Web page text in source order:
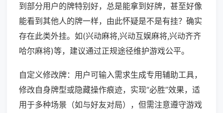
到部分用户的牌特别好，总是能拿到好牌，甚至好像
能看到其他人的牌一样，由此怀疑是不是有挂？确实
存在此类外挂。如(兴动麻将,兴动互娱麻将,兴动齐齐
哈尔麻将)等，建议通过正规途径维护游戏公平。
自定义修改牌：用户可输入需求生成专用辅助工具，
修改自身牌型或隐藏操作痕迹，实现“必胜”效果，适
用于多种场景（如与好友对局），但需注意遵守游戏